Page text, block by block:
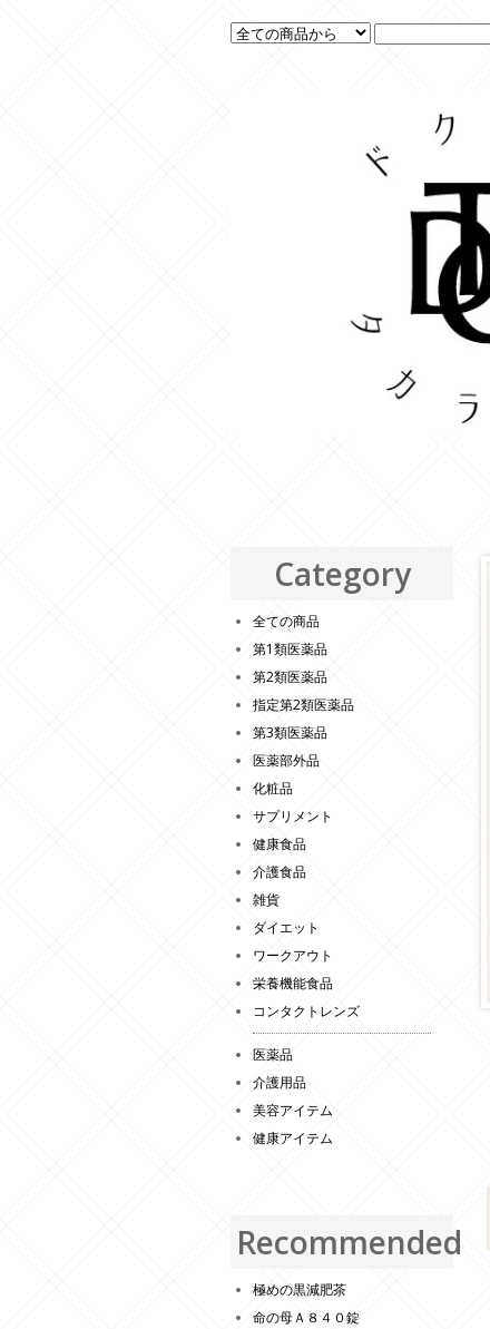
Category
全ての商品
第1類医薬品
第2類医薬品
指定第2類医薬品
第3類医薬品
医薬部外品
化粧品
サプリメント
健康食品
介護食品
雑貨
ダイエット
ワークアウト
栄養機能食品
コンタクトレンズ
医薬品
介護用品
美容アイテム
健康アイテム
Recommended
極めの黒減肥茶
命の母Ａ８４０錠